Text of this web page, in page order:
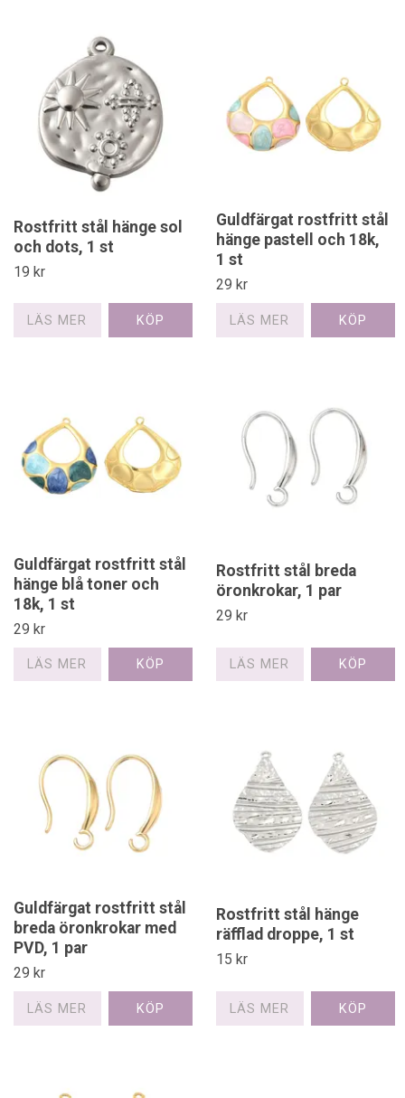
Rostfritt stål hänge sol
och dots, 1 st
19 kr
LÄS MER
Guldfärgat rostfritt stål
hänge pastell och 18k,
1 st
29 kr
LÄS MER
Guldfärgat rostfritt stål
hänge blå toner och
18k, 1 st
29 kr
LÄS MER
Rostfritt stål breda
öronkrokar, 1 par
29 kr
LÄS MER
Guldfärgat rostfritt stål
breda öronkrokar med
PVD, 1 par
29 kr
LÄS MER
Rostfritt stål hänge
räfflad droppe, 1 st
15 kr
LÄS MER